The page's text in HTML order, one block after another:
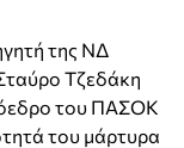
της ΝΔ
Τζεδάκη
του ΠΑΣΟΚ
του μάρτυρα